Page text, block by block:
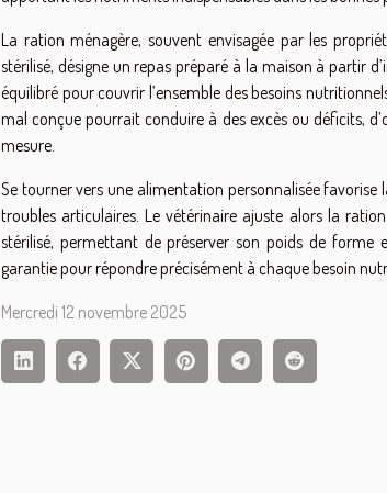
La ration ménagère, souvent envisagée par les
stérilisé, désigne un repas préparé à la maison à partir
équilibré pour couvrir l’ensemble des besoins
mal conçue pourrait conduire à des excès ou déficits,
mesure.
Se tourner vers une alimentation personnalisée favorise
troubles articulaires. Le vétérinaire ajuste alors la
stérilisé, permettant de préserver son poids de forme
garantie pour répondre précisément à chaque besoin
Mercredi 12 novembre 2025